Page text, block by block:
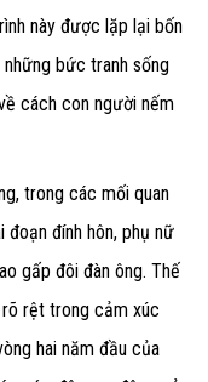
này được lặp lại bốn
bức tranh sống
cách con người nếm
trong các mối quan
đoạn đính hôn, phụ nữ
gấp đôi đàn ông. Thế
rệt trong cảm xúc
hai năm đầu của